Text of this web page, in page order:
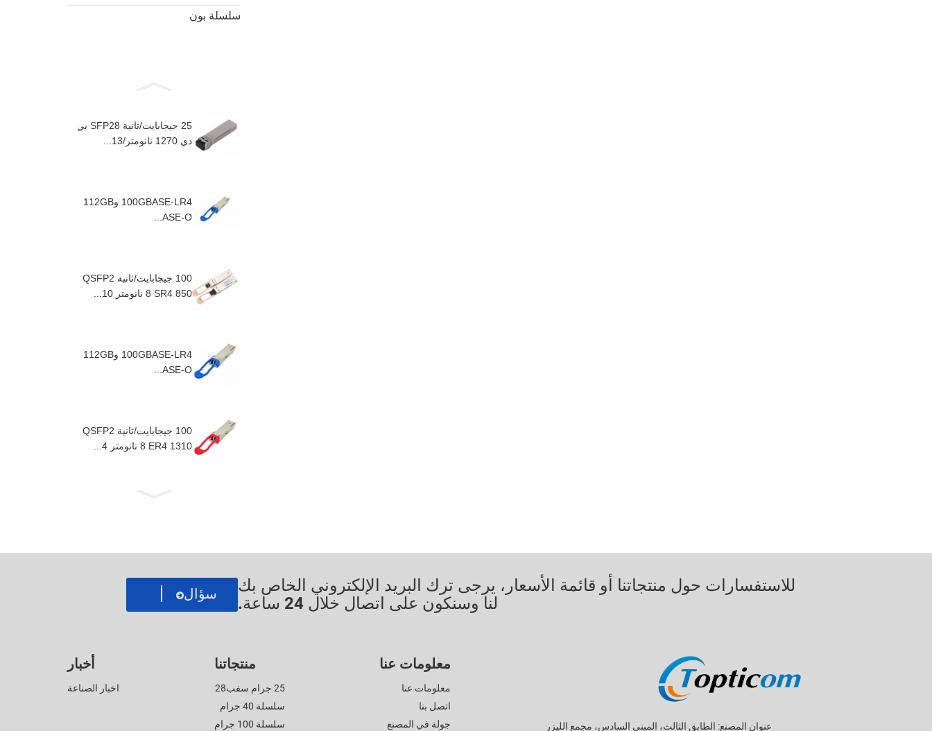
سلسلة بون
25 جيجابايت/ثانية SFP28 بي
دي 1270 نانومتر/13...
100GBASE-LR4 و112GB
ASE-O...
100 جيجابايت/ثانية QSFP2
8 SR4 850 نانومتر 10...
100GBASE-LR4 و112GB
ASE-O...
100 جيجابايت/ثانية QSFP2
8 ER4 1310 نانومتر 4...
للاستفسارات حول منتجاتنا أو قائمة الأسعار، يرجى ترك البريد الإلكتروني الخاص بك
لنا وسنكون على اتصال خلال 24 ساعة.
سؤال
عنوان المصنع: الطابق الثالث، المبنى السادس، مجمع الليزر
معلومات عنا
معلومات عنا
اتصل بنا
جولة في المصنع
منتجاتنا
25 جرام سفب28
سلسلة 40 جرام
سلسلة 100 جرام
أخبار
اخبار الصناعة